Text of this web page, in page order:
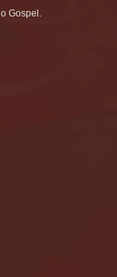
Gospel.